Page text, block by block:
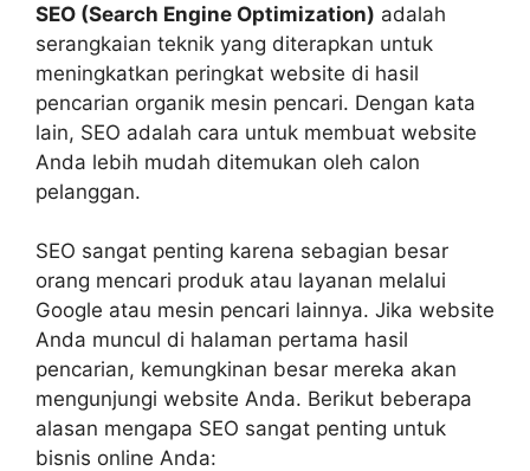
SEO (Search Engine Optimization) adalah
serangkaian teknik yang diterapkan untuk
meningkatkan peringkat website di hasil
pencarian organik mesin pencari. Dengan kata
lain, SEO adalah cara untuk membuat website
Anda lebih mudah ditemukan oleh calon
pelanggan.
SEO sangat penting karena sebagian besar
orang mencari produk atau layanan melalui
Google atau mesin pencari lainnya. Jika website
Anda muncul di halaman pertama hasil
pencarian, kemungkinan besar mereka akan
mengunjungi website Anda. Berikut beberapa
alasan mengapa SEO sangat penting untuk
bisnis online Anda: